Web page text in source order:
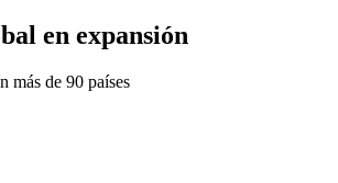
en expansión
más de 90 países